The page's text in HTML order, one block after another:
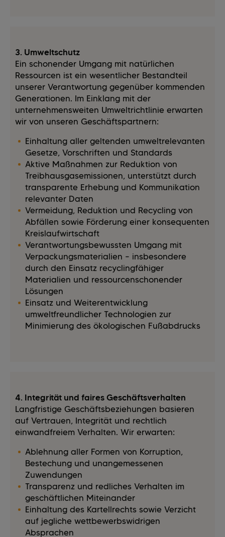
3. Umweltschutz
Ein schonender Umgang mit natürlichen
Ressourcen ist ein wesentlicher Bestandteil
unserer Verantwortung gegenüber kommenden
Generationen. Im Einklang mit der
unternehmensweiten Umweltrichtlinie erwarten
wir von unseren Geschäftspartnern:
Einhaltung aller geltenden umweltrelevanten
Gesetze, Vorschriften und Standards
Aktive Maßnahmen zur Reduktion von
Treibhausgasemissionen, unterstützt durch
transparente Erhebung und Kommunikation
relevanter Daten
Vermeidung, Reduktion und Recycling von
Abfällen sowie Förderung einer konsequenten
Kreislaufwirtschaft
Verantwortungsbewussten Umgang mit
Verpackungsmaterialien – insbesondere
durch den Einsatz recyclingfähiger
Materialien und ressourcenschonender
Lösungen
Einsatz und Weiterentwicklung
umweltfreundlicher Technologien zur
Minimierung des ökologischen Fußabdrucks
4. Integrität und faires Geschäftsverhalten
Langfristige Geschäftsbeziehungen basieren
auf Vertrauen, Integrität und rechtlich
einwandfreiem Verhalten. Wir erwarten:
Ablehnung aller Formen von Korruption,
Bestechung und unangemessenen
Zuwendungen
Transparenz und redliches Verhalten im
geschäftlichen Miteinander
Einhaltung des Kartellrechts sowie Verzicht
auf jegliche wettbewerbswidrigen
Absprachen